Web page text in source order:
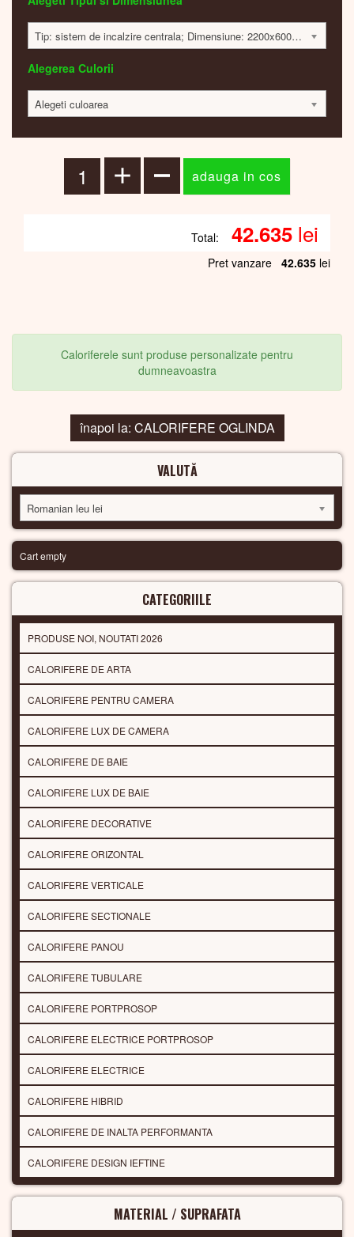
Tip: sistem de incalzire centrala; Dimensiune: 2200x600x30mm; 855 Watt; 42482 lei
Alegerea Culorii
Alegeti culoarea
Total: 42.635 lei
Pret vanzare 42.635 lei
Caloriferele sunt produse personalizate pentru
dumneavoastra
înapoi la: CALORIFERE OGLINDA
VALUTĂ
Romanian leu lei
Cart empty
CATEGORIILE
PRODUSE NOI, NOUTATI 2026
CALORIFERE DE ARTA
CALORIFERE PENTRU CAMERA
CALORIFERE LUX DE CAMERA
CALORIFERE DE BAIE
CALORIFERE LUX DE BAIE
CALORIFERE DECORATIVE
CALORIFERE ORIZONTAL
CALORIFERE VERTICALE
CALORIFERE SECTIONALE
CALORIFERE PANOU
CALORIFERE TUBULARE
CALORIFERE PORTPROSOP
CALORIFERE ELECTRICE PORTPROSOP
CALORIFERE ELECTRICE
CALORIFERE HIBRID
CALORIFERE DE INALTA PERFORMANTA
CALORIFERE DESIGN IEFTINE
MATERIAL / SUPRAFATA